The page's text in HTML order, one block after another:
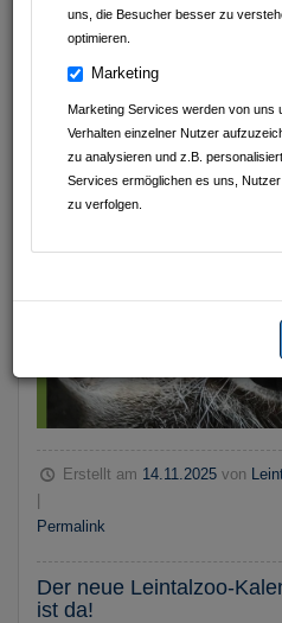
uns, die Besucher besser zu
optimieren.
Marketing
Marketing Services werden von uns
Verhalten einzelner Nutzer
zu analysieren und z.B.
Services ermöglichen es uns,
zu verfolgen.
D.A.S. Nachhilfeinstitut UG
Geschmackvoll Food Club
K&J Kompressionsversorgung
Schnitzel Charly
Erstellt am 14.11.2025 von
|
Permalink
Der neue Leintalzoo-
ist da!